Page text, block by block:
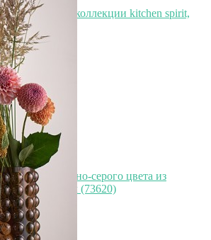
цвета из коллекции kitchen spirit,
пар темно-серого цвета из
spirit, 275 мл (73620)